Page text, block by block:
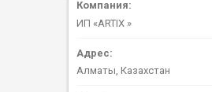
ИП «ARTIX »
Алматы, Казахстан